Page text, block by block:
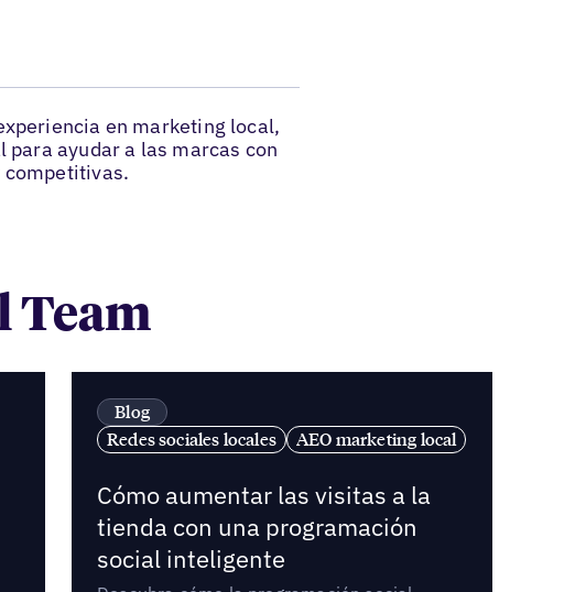
en marketing local,
ayudar a las marcas con
competitivas.
Team
Blog
Redes sociales locales
AEO marketing local
Cómo aumentar las visitas a la
tienda con una programación
social inteligente